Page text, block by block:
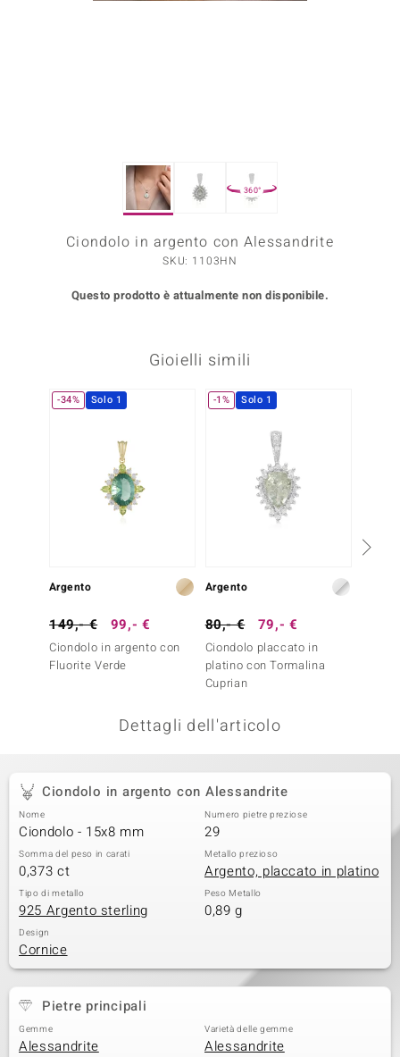
Classics
360°
Ciondolo in argento con Alessandrite
SKU: 1103HN
Questo prodotto è attualmente non disponibile.
Gioielli simili
-34% Solo 1
Argento
149,- € 99,- €
Ciondolo in argento con
Fluorite Verde
-1% Solo 1
Argento
80,- € 79,- €
Ciondolo placcato in
platino con Tormalina
Cuprian
Dettagli dell'articolo
Ciondolo in argento con Alessandrite
Nome
Ciondolo - 15x8 mm
Numero pietre preziose
29
Somma del peso in carati
0,373 ct
Metallo prezioso
Argento, placcato in platino
Tipo di metallo
925 Argento sterling
Peso Metallo
0,89 g
Design
Cornice
Pietre principali
Gemme
Alessandrite
Varietà delle gemme
Alessandrite